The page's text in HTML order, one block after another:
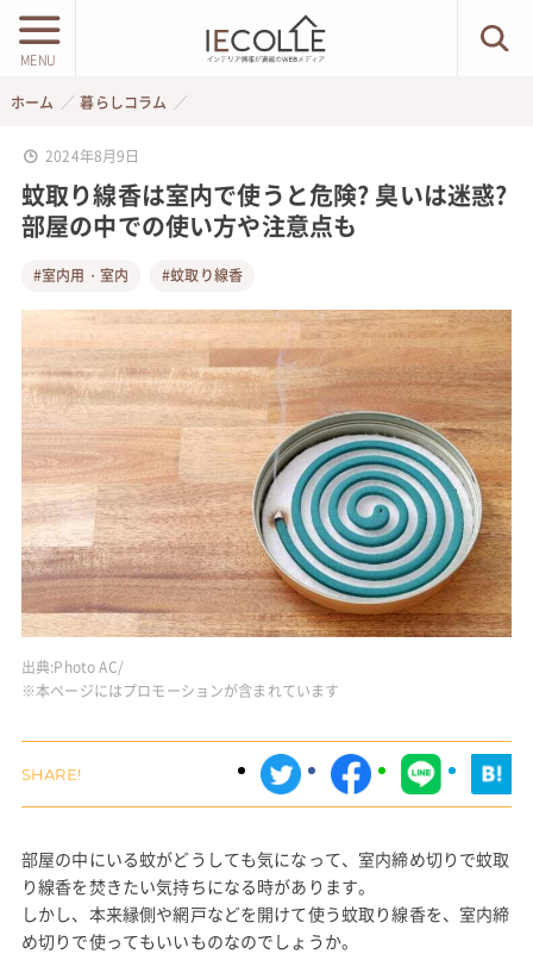
MENU
ホーム 暮らしコラム
2024年8月9日
蚊取り線香は室内で使うと危険? 臭いは迷惑?
部屋の中での使い方や注意点も
#室内用・室内 #蚊取り線香
出典:Photo AC/
※本ページにはプロモーションが含まれています
部屋の中にいる蚊がどうしても気になって、室内締め切りで蚊取
り線香を焚きたい気持ちになる時があります。
しかし、本来縁側や網戸などを開けて使う蚊取り線香を、室内締
め切りで使ってもいいものなのでしょうか。